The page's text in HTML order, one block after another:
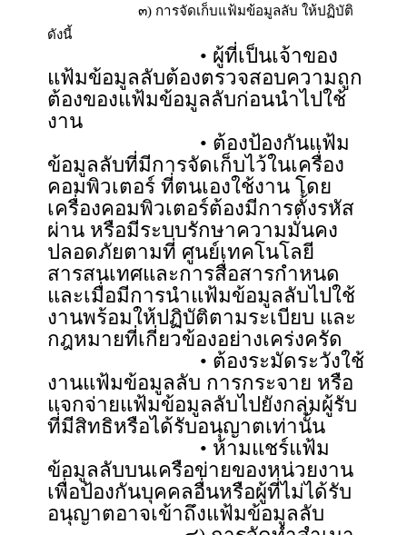
๓) การจัดเก็บแฟ้มข้อมูลลับ ให้ปฏิบัติ
ดังนี้
• ผู้ที่เป็นเจ้าของ
แฟ้มข้อมูลลับต้องตรวจสอบความถูก
ต้องของแฟ้มข้อมูลลับก่อนนำไปใช้
งาน
• ต้องป้องกันแฟ้ม
ข้อมูลลับที่มีการจัดเก็บไว้ในเครื่อง
คอมพิวเตอร์ ที่ตนเองใช้งาน โดย
เครื่องคอมพิวเตอร์ต้องมีการตั้งรหัส
ผ่าน หรือมีระบบรักษาความมั่นคง
ปลอดภัยตามที่ ศูนย์เทคโนโลยี
สารสนเทศและการสื่อสารกำหนด
และเมื่อมีการนำแฟ้มข้อมูลลับไปใช้
งานพร้อมให้ปฏิบัติตามระเบียบ และ
กฎหมายที่เกี่ยวข้องอย่างเคร่งครัด
• ต้องระมัดระวังใช้
งานแฟ้มข้อมูลลับ การกระจาย หรือ
แจกจ่ายแฟ้มข้อมูลลับไปยังกลุ่มผู้รับ
ที่มีสิทธิหรือได้รับอนุญาตเท่านั้น
• ห้ามแชร์แฟ้ม
ข้อมูลลับบนเครือข่ายของหน่วยงาน
เพื่อป้องกันบุคคลอื่นหรือผู้ที่ไม่ได้รับ
อนุญาตอาจเข้าถึงแฟ้มข้อมูลลับ